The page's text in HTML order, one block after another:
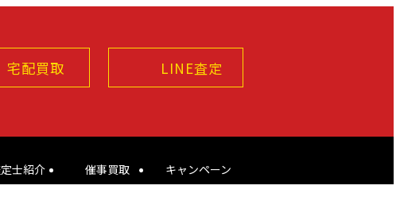
宅配買取 LINE査定
士紹介 催事買取 キャンペーン